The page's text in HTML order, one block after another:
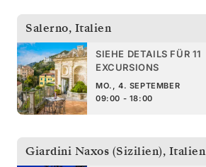
Salerno, Italien
SIEHE DETAILS FÜR 11
EXCURSIONS
MO., 4. SEPTEMBER
09:00 - 18:00
Giardini Naxos (Sizilien), Italien